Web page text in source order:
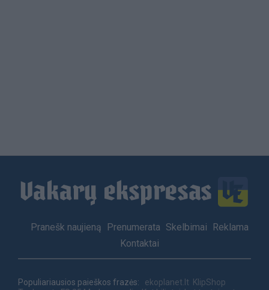
Footer
Pranešk naujieną Prenumerata Skelbimai
Reklama
Kontaktai
Populiariausios paieškos frazės: ekoplanet.lt KlipShop